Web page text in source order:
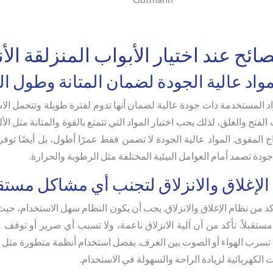
عند اختيار الأبواب المنزلقة
عالية الجودة لضمان المتانة وطول
المستخدمة ذات جودة عالية لضمان أنها تدوم لفترة طويلة وتتحمل
والغلق، لذلك يجب اختيار المواد التي تتمتع بالقوة والمتانة مثل
المقوى. المواد عالية الجودة لا تضمن فقط عمرًا أطول، بل أيضًا
تصمد أمام العوامل البيئية المختلفة مثل الرطوبة والحرارة.
والانزلاق لتجنب أي مشاكل
من نظام الإغلاق والانزلاق. يجب أن يكون النظام سهل الاستخدام،
تأكد من أن آلية الانزلاق ناعمة، ولا تسبب أي صرير أو
الهواء أو الصوت بين الغرف. يفضل استخدام أنظمة متطورة مثل
لزيادة الراحة والسهولة في الاستخدام.